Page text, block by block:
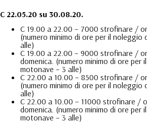
C 22.05.20 su 30.08.20.
C 19.00 a 22.00 – 7000 strofinare /
(numero minimo di ore per il noleggio
alle)
C 19.00 a 22.00 – 9000 strofinare /
domenica. (numero minimo di ore per
motonave – 3 alle)
C 22.00 a 10.00 – 8500 strofinare /
(numero minimo di ore per il noleggio
alle)
C 22.00 a 10.00 – 11000 strofinare /
domenica. (numero minimo di ore per
motonave – 3 alle)